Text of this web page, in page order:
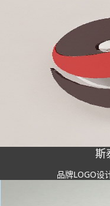
斯
品牌LOGO设